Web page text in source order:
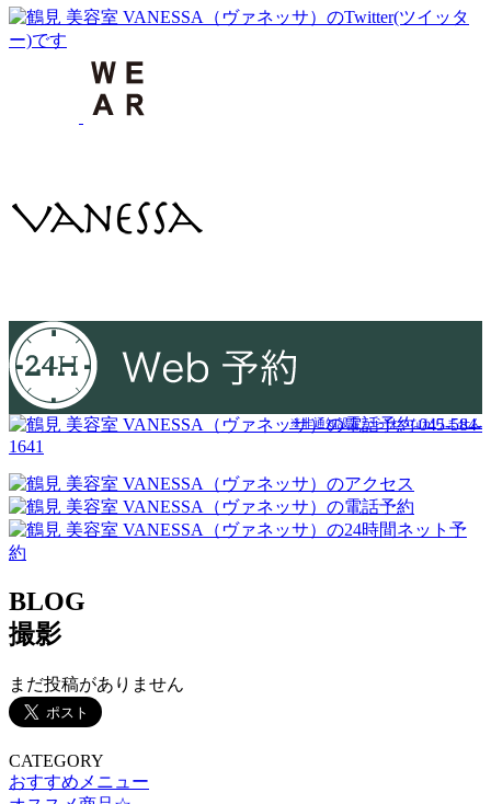
045-584-
1641
※非通知設定からはつながりません
BLOG
撮影
まだ投稿がありません
CATEGORY
おすすめメニュー